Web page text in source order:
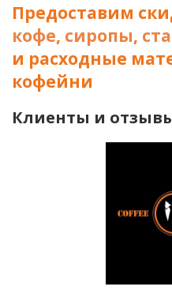
Предоставим
кофе, сиропы,
и расходные
кофейни
Клиенты и